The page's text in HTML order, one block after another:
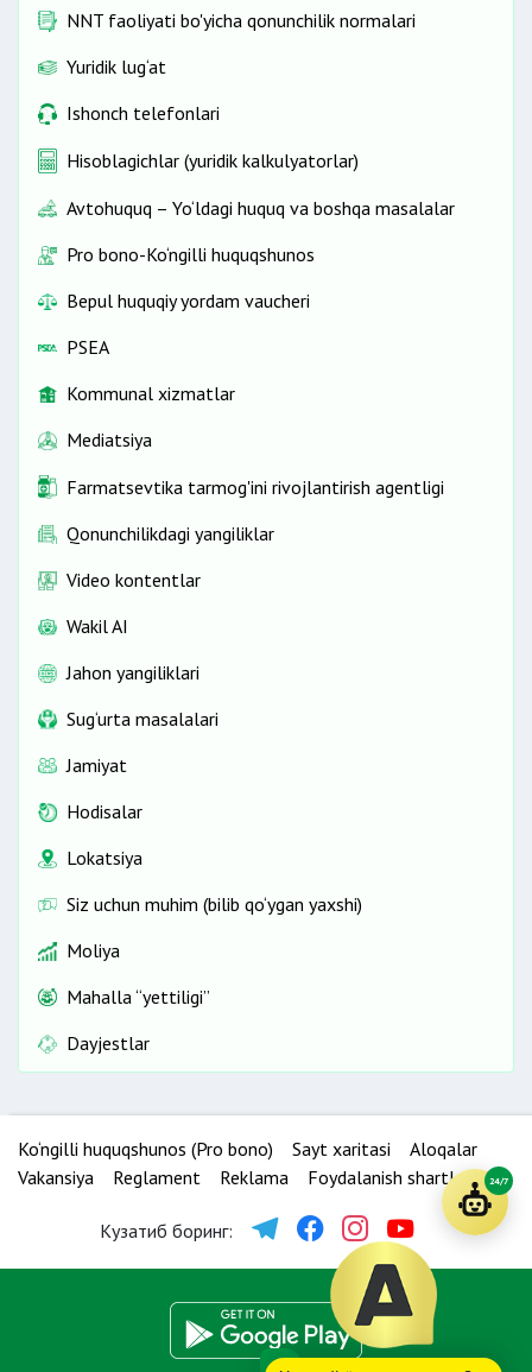
NNT faoliyati bo'yicha qonunchilik normalari
Yuridik lug‘at
Ishonch telefonlari
Hisoblagichlar (yuridik kalkulyatorlar)
Avtohuquq – Yo‘ldagi huquq va boshqa masalalar
Pro bono-Ko‘ngilli huquqshunos
Bepul huquqiy yordam vaucheri
PSEA
Kommunal xizmatlar
Mediatsiya
Farmatsevtika tarmog'ini rivojlantirish agentligi
Qonunchilikdagi yangiliklar
Video kontentlar
Wakil AI
Jahon yangiliklari
Sug‘urta masalalari
Jamiyat
Hodisalar
Lokatsiya
Siz uchun muhim (bilib qo‘ygan yaxshi)
Moliya
Mahalla “yettiligi”
Dayjestlar
Ko‘ngilli huquqshunos (Pro bono) Sayt xaritasi
Aloqalar
Vakansiya
Reglament Reklama Foydalanish shartlari
Кузатиб боринг:
24/7